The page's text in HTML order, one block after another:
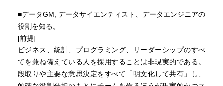
■データGM, データサイエンティスト、データエンジニアの
役割を知る。
[前提]
ビジネス、統計、プログラミング、リーダーシップのすべ
てを兼ね備えている人を採用することは非現実的である。
段取りや主要な意思決定をすべて「明文化して共有」し、